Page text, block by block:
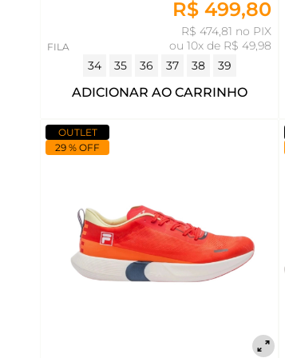
R$ 499,80
R$ 474,81 no PIX
ou 10x de R$ 49,98
FILA
34 35 36 37 38 39
ADICIONAR AO CARRINHO
OUTLET
29 % OFF